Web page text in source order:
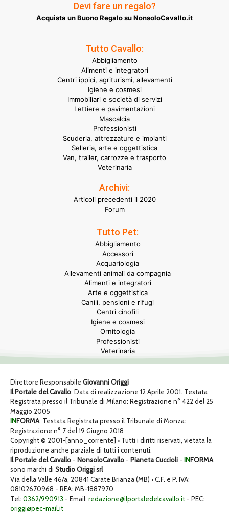
Devi fare un regalo?
Acquista un Buono Regalo su NonsoloCavallo.it
Tutto Cavallo:
Abbigliamento
Alimenti e integratori
Centri ippici, agriturismi, allevamenti
Igiene e cosmesi
Immobiliari e società di servizi
Lettiere e pavimentazioni
Mascalcia
Professionisti
Scuderia, attrezzature e impianti
Selleria, arte e oggettistica
Van, trailer, carrozze e trasporto
Veterinaria
Archivi:
Articoli precedenti il 2020
Forum
Tutto Pet:
Abbigliamento
Accessori
Acquariologia
Allevamenti animali da compagnia
Alimenti e integratori
Arte e oggettistica
Canili, pensioni e rifugi
Centri cinofili
Igiene e cosmesi
Ornitologia
Professionisti
Veterinaria
Direttore Responsabile Giovanni Origgi
Il Portale del Cavallo: Data di realizzazione 12 Aprile 2001. Testata
Registrata presso il Tribunale di Milano: Registrazione n° 422 del 25
Maggio 2005
INFORMA: Testata Registrata presso il Tribunale di Monza:
Registrazione n° 7 del 19 Giugno 2018
Copyright © 2001-[anno_corrente] • Tutti i diritti riservati, vietata la
riproduzione anche parziale di tutti i contenuti.
Il Portale del Cavallo - NonsoloCavallo - Pianeta Cuccioli - INFORMA
sono marchi di Studio Origgi srl
Via della Valle 46/a, 20841 Carate Brianza (MB) • C.F. e P. IVA:
08102670968 - REA: MB-1887970
Tel: 0362/990913 - Email: redazione@ilportaledelcavallo.it - PEC:
origgi@pec-mail.it